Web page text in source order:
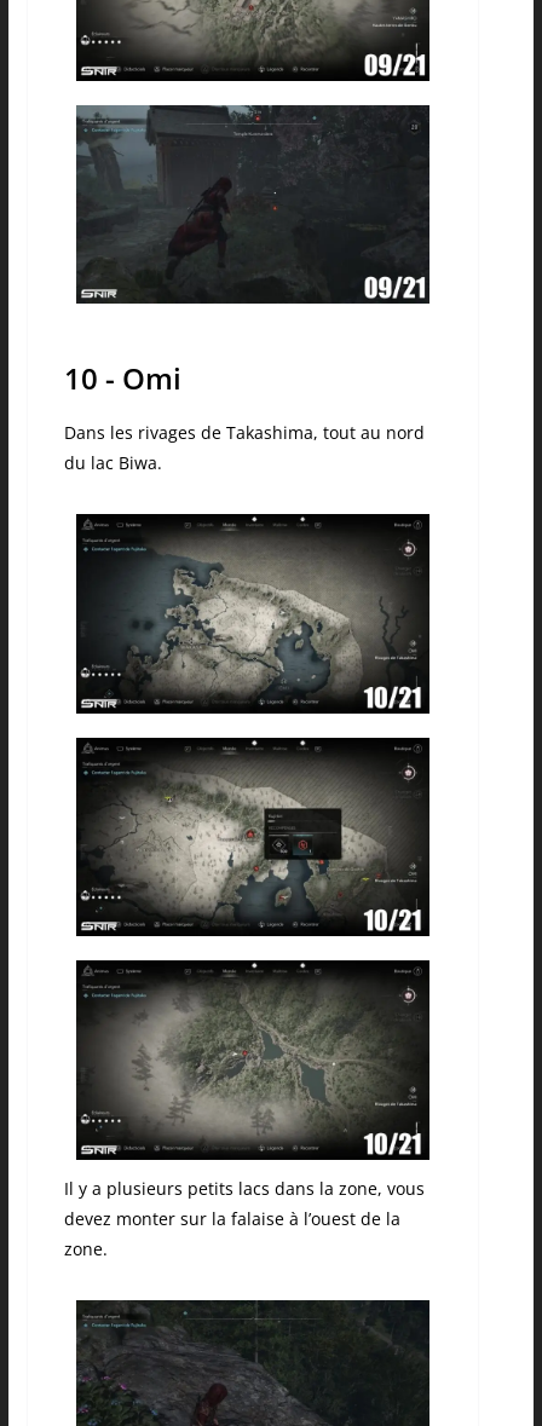
10 - Omi
Dans les rivages de Takashima, tout au nord
du lac Biwa.
Il y a plusieurs petits lacs dans la zone, vous
devez monter sur la falaise à l’ouest de la
zone.